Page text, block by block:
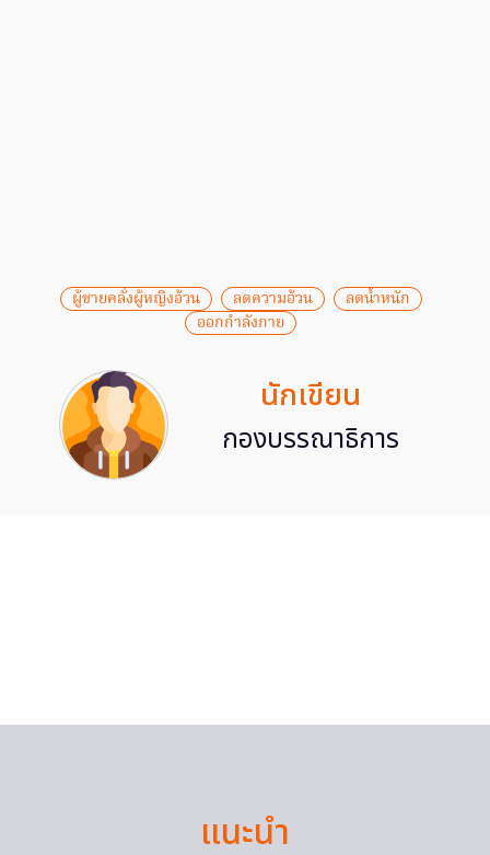
ผู้ชายคลั่งผู้หญิงอ้วน ลดความอ้วน
ลดน้ำหนัก
ออกกำลังกาย
นักเขียน
กองบรรณาธิการ
แนะนำ